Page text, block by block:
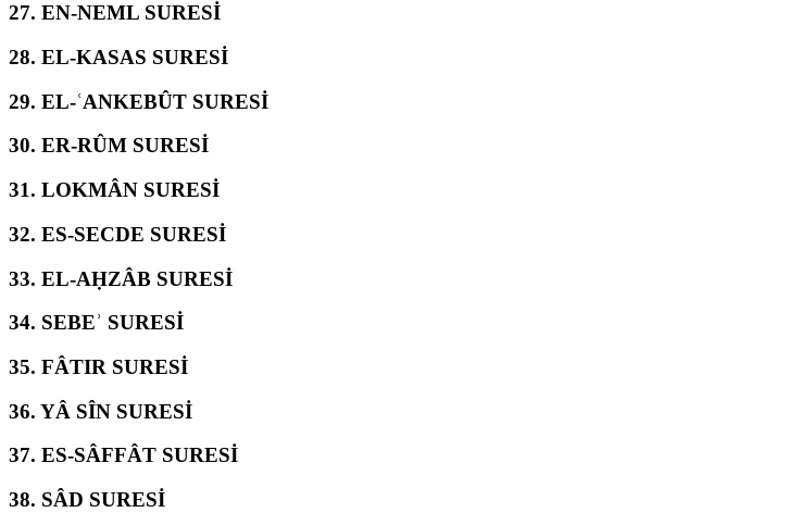
27. EN-NEML SURESİ
28. EL-KASAS SURESİ
29. EL-ʿANKEBÛT SURESİ
30. ER-RÛM SURESİ
31. LOKMÂN SURESİ
32. ES-SECDE SURESİ
33. EL-AḤZÂB SURESİ
34. SEBEʾ SURESİ
35. FÂTIR SURESİ
36. YÂ SÎN SURESİ
37. ES-SÂFFÂT SURESİ
38. SÂD SURESİ